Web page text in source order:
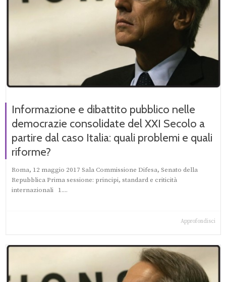
Informazione e dibattito pubblico nelle
democrazie consolidate del XXI Secolo a
partire dal caso Italia: quali problemi e quali
riforme?
Roma, 12 maggio 2017 Sala Commissione Difesa, Senato della
Repubblica Prima sessione: principi, standard e criticità
internazionali 1....
Approfondisci